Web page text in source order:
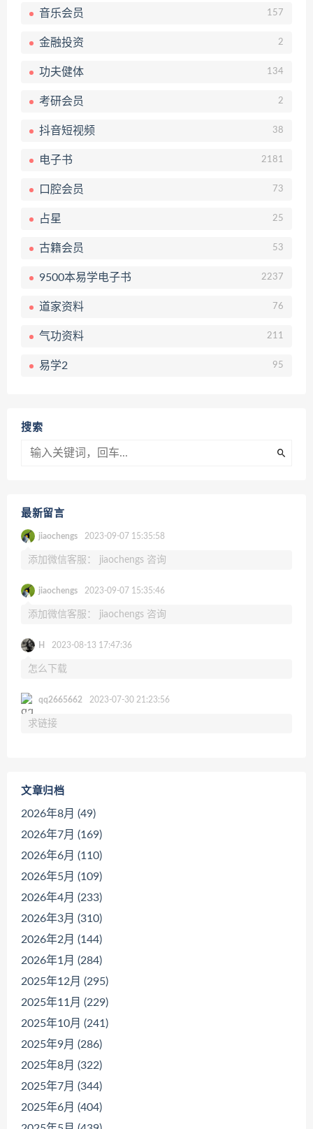
音乐会员 157
金融投资 2
功夫健体 134
考研会员 2
抖音短视频 38
电子书 2181
口腔会员 73
占星 25
古籍会员 53
9500本易学电子书 2237
道家资料 76
气功资料 211
易学2 95
搜索
最新留言
jiaochengs 2023-09-07 15:35:58
添加微信客服： jiaochengs 咨询
jiaochengs 2023-09-07 15:35:46
添加微信客服： jiaochengs 咨询
H 2023-08-13 17:47:36
怎么下载
qq2665662 2023-07-30 21:23:56
求链接
文章归档
2026年8月 (49)
2026年7月 (169)
2026年6月 (110)
2026年5月 (109)
2026年4月 (233)
2026年3月 (310)
2026年2月 (144)
2026年1月 (284)
2025年12月 (295)
2025年11月 (229)
2025年10月 (241)
2025年9月 (286)
2025年8月 (322)
2025年7月 (344)
2025年6月 (404)